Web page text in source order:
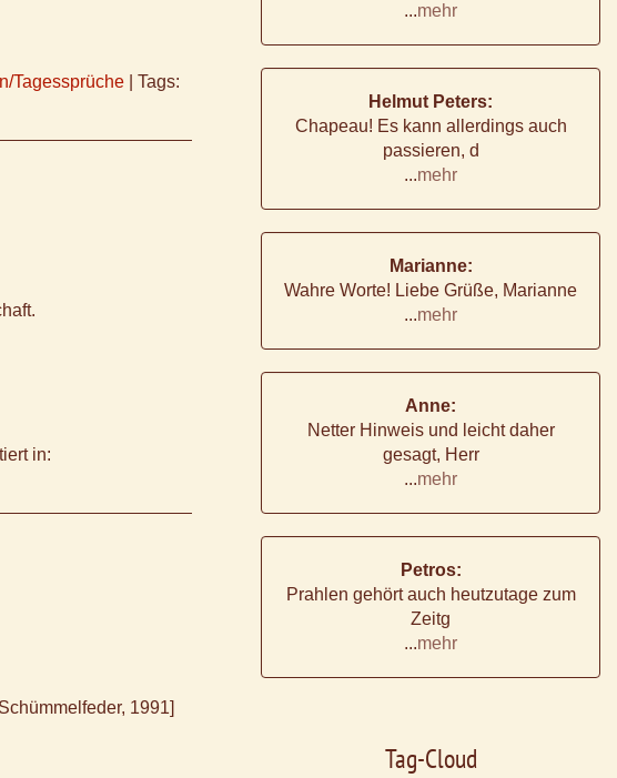
Tagessprüche
Tags:
in:
1991]
...mehr
Helmut Peters:
Chapeau! Es kann allerdings auch
passieren, d
...mehr
Marianne:
Wahre Worte! Liebe Grüße, Marianne
...mehr
Anne:
Netter Hinweis und leicht daher
gesagt, Herr
...mehr
Petros:
Prahlen gehört auch heutzutage zum
Zeitg
...mehr
Tag-Cloud